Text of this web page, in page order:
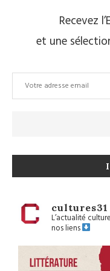
Recevez
et une
cultures31
L’actualité
nos liens